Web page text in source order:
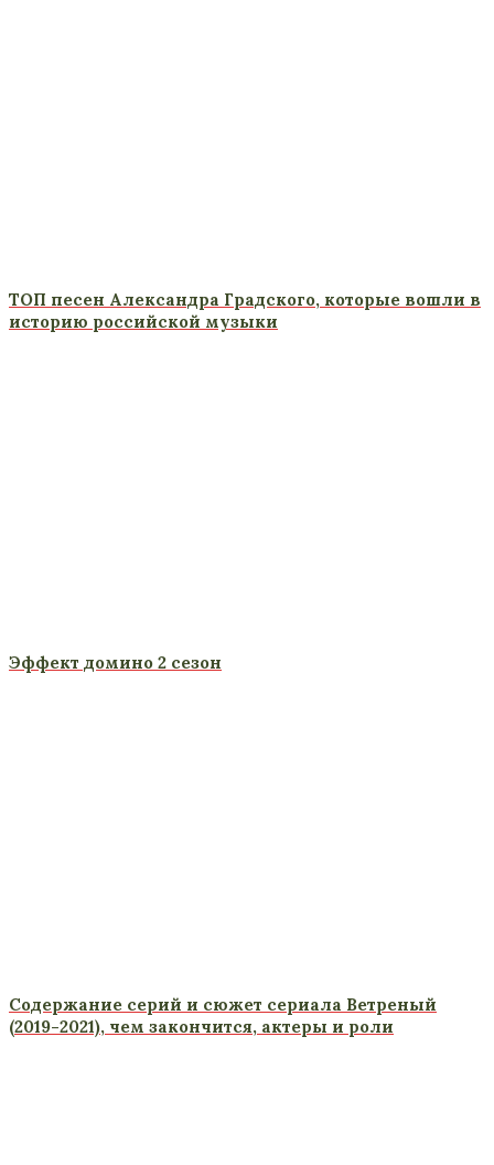
ТОП песен Александра Градского, которые вошли в
историю российской музыки
Эффект домино 2 сезон
Содержание серий и сюжет сериала Ветреный
(2019-2021), чем закончится, актеры и роли